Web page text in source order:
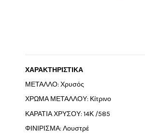
ΧΑΡΑΚΤΗΡΙΣΤΙΚΑ
ΜΕΤΑΛΛΟ: Χρυσός
ΧΡΩΜΑ ΜΕΤΑΛΛΟΥ: Κίτρινο
ΚΑΡΑΤΙΑ ΧΡΥΣΟΥ: 14Κ /585
ΦΙΝΙΡΙΣΜΑ: Λουστρέ